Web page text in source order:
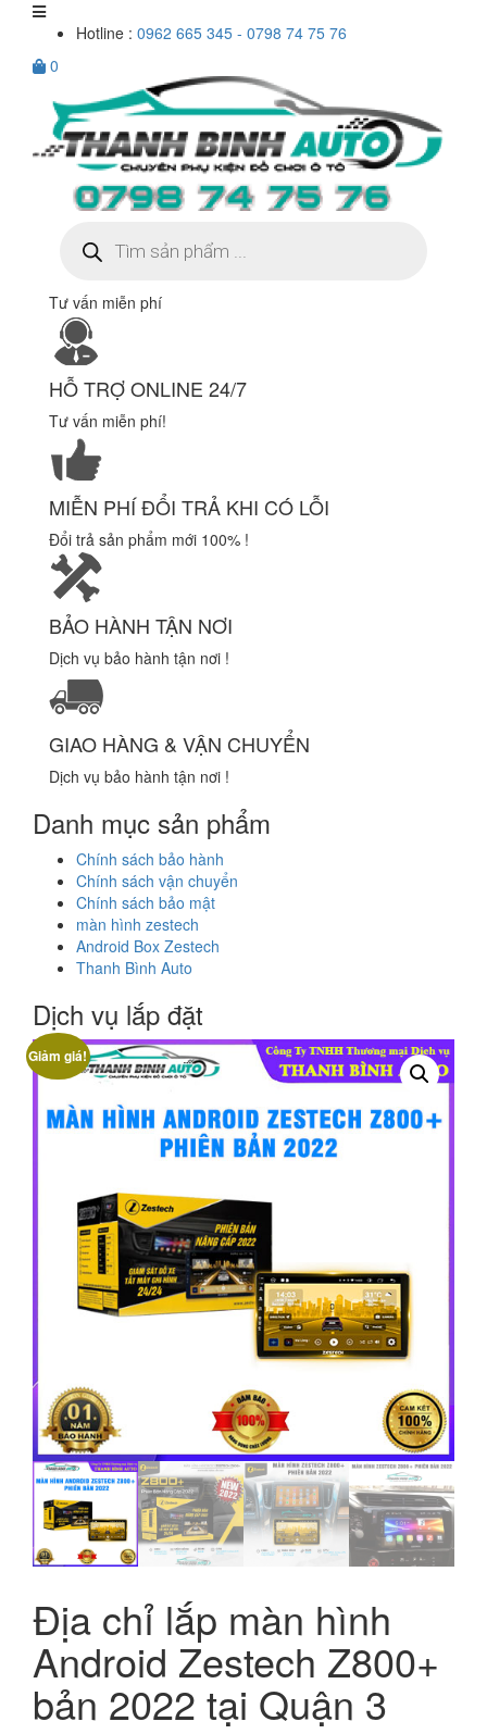
Hotline : 0962 665 345 - 0798 74 75 76
0
kiếm
sản
Tư vấn miễn phí
HỖ TRỢ ONLINE 24/7
Tư vấn miễn phí!
MIỄN PHÍ ĐỔI TRẢ KHI CÓ LỖI
Đổi trả sản phẩm mới 100% !
BẢO HÀNH TẬN NƠI
Dịch vụ bảo hành tận nơi !
GIAO HÀNG & VẬN CHUYỂN
Dịch vụ bảo hành tận nơi !
Danh mục sản phẩm
Chính sách bảo hành
Chính sách vận chuyển
Chính sách bảo mật
màn hình zestech
Android Box Zestech
Thanh Bình Auto
Dịch vụ lắp đặt
Giảm giá!
Địa chỉ lắp màn hình
Android Zestech Z800+
bản 2022 tại Quận 3